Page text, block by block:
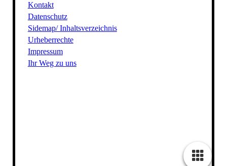
Kontakt
Datenschutz
Sidemap/ Inhaltsverzeichnis
Urheberrechte
Impressum
Ihr Weg zu uns